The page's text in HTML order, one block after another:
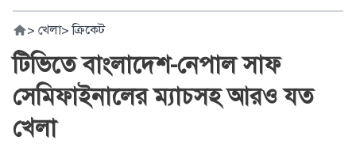
> খেলা> ক্রিকেট
টিভিতে বাংলাদেশ-নেপাল সাফ
সেমিফাইনালের ম্যাচসহ আরও যত
খেলা